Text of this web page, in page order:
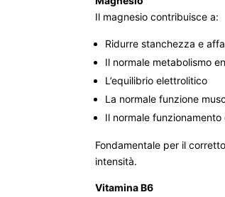
Il magnesio contribuisce a:
Ridurre stanchezza e
Il normale metabolismo
L’equilibrio elettrolitico
La normale funzione
Il normale
Fondamentale per il
intensità.
Vitamina B6